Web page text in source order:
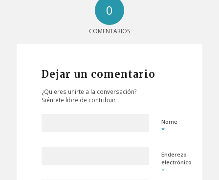
0
COMENTARIOS
Dejar un comentario
¿Quieres unirte a la conversación?
Siéntete libre de contribuir
Nome
*
Enderezo
electrónico
*